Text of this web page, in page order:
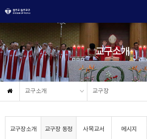
교구소개
교구소개 교구장
교구장소개 교구장 동정 사목교서 메시지